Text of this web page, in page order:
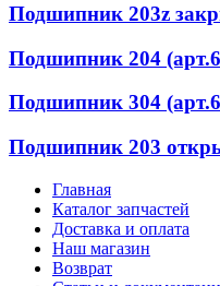
Подшипник 203z
Подшипник 204
Подшипник 304
Подшипник 203
Главная
Каталог запчастей
Доставка и оплата
Наш магазин
Возврат